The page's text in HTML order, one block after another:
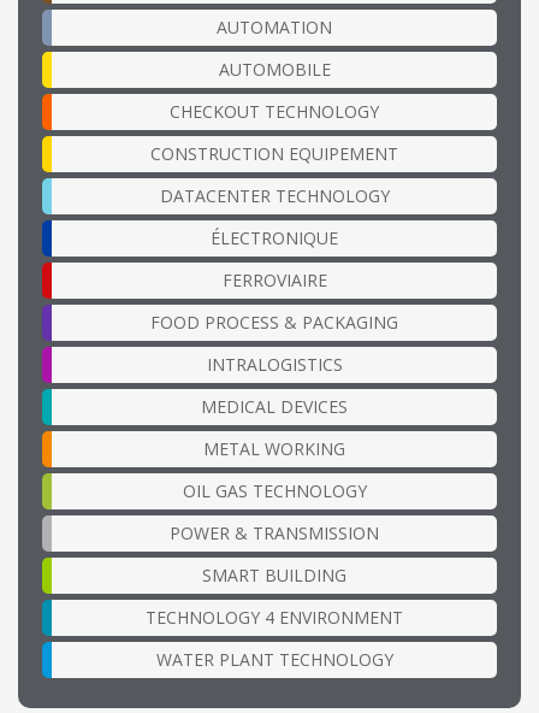
AUTOMATION
AUTOMOBILE
CHECKOUT TECHNOLOGY
CONSTRUCTION EQUIPEMENT
DATACENTER TECHNOLOGY
ÉLECTRONIQUE
FERROVIAIRE
FOOD PROCESS & PACKAGING
INTRALOGISTICS
MEDICAL DEVICES
METAL WORKING
OIL GAS TECHNOLOGY
POWER & TRANSMISSION
SMART BUILDING
TECHNOLOGY 4 ENVIRONMENT
WATER PLANT TECHNOLOGY